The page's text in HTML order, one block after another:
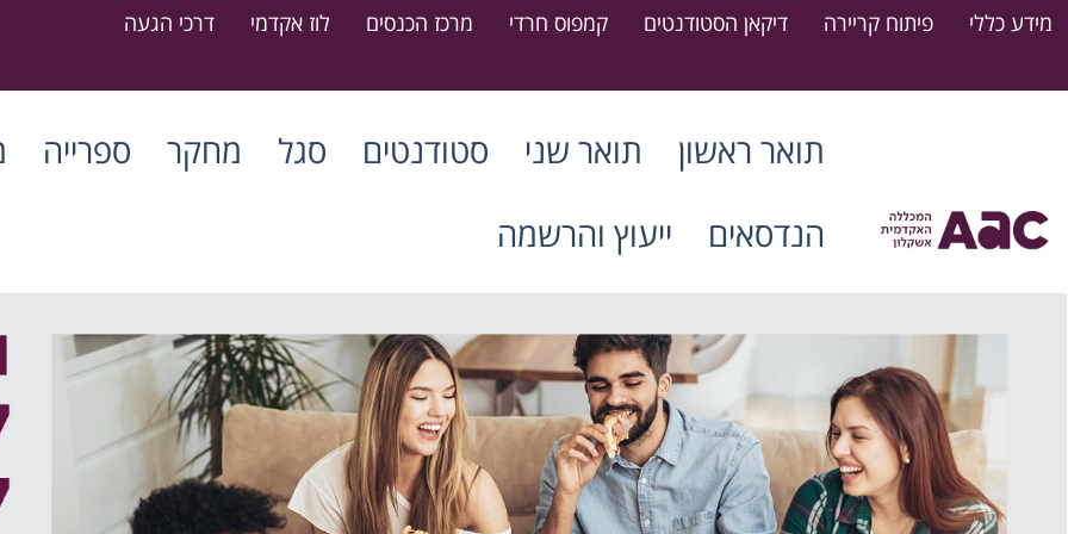
מידע כללי פיתוח קריירה דיקאן הסטודנטים קמפוס חרדי מרכז הכנסים לוז אקדמי דרכי הגעה
תואר ראשון תואר שני סטודנטים סגל מחקר ספרייה
הנדסאים
ייעוץ והרשמה